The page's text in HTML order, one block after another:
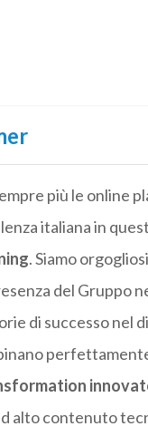
più le online
italiana in
. Siamo
del Gruppo
di successo nel
alto contenuto